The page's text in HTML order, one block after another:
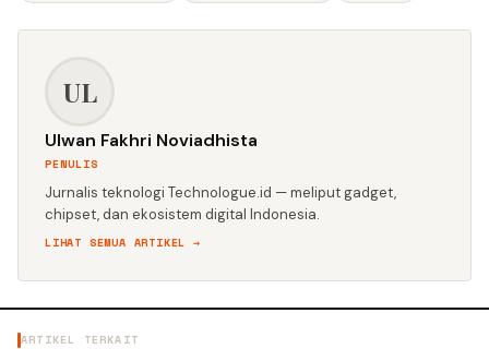
UL
Ulwan Fakhri Noviadhista
PENULIS
Jurnalis teknologi Technologue.id — meliput gadget,
chipset, dan ekosistem digital Indonesia.
LIHAT SEMUA ARTIKEL →
ARTIKEL TERKAIT